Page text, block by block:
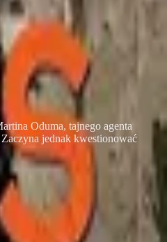
Oduma, tajnego agenta
jednak kwestionować